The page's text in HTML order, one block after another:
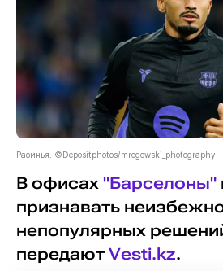
Рафинья. ©Depositphotos/mrogowski_photography
В офисах "Барселоны"
признавать
непопулярных
передают Vesti.kz.